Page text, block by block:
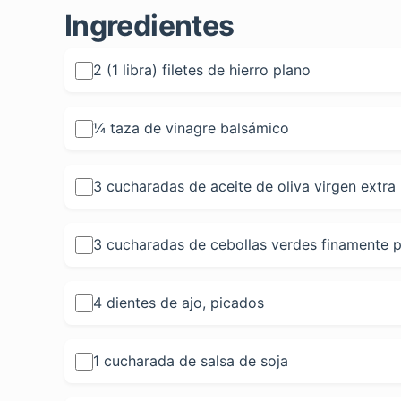
Ingredientes
2 (1 libra) filetes de hierro plano
¼ taza de vinagre balsámico
3 cucharadas de aceite de oliva virgen extra
3 cucharadas de cebollas verdes finamente
4 dientes de ajo, picados
1 cucharada de salsa de soja